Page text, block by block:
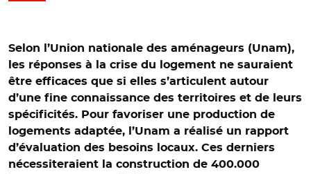
Selon l’Union nationale des aménageurs (Unam),
les réponses à la crise du logement ne sauraient
être efficaces que si elles s’articulent autour
d’une fine connaissance des territoires et de leurs
spécificités. Pour favoriser une production de
logements adaptée, l’Unam a réalisé un rapport
d’évaluation des besoins locaux. Ces derniers
nécessiteraient la construction de 400.000